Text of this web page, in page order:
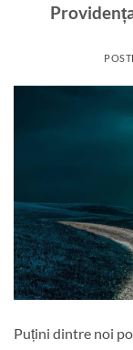
Puțini dintre noi